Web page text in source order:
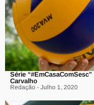
Série
Carvalho
Redação - Julho 1, 2020